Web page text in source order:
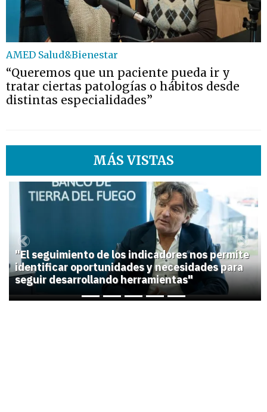
AMED Salud&Bienestar
“Queremos que un paciente pueda ir y
tratar ciertas patologías o hábitos desde
distintas especialidades”
MÁS VISTAS
1
"El seguimiento de los indicadores nos permite
identificar oportunidades y necesidades para
seguir desarrollando herramientas"
Previous Next